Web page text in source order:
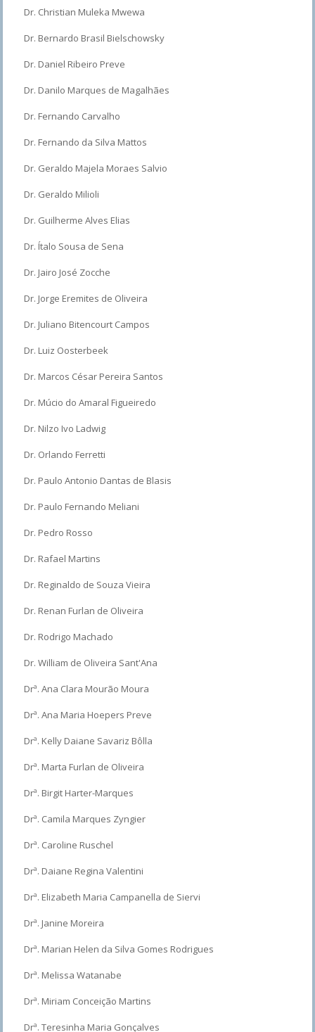
Dr. Christian Muleka Mwewa
Dr. Bernardo Brasil Bielschowsky
Dr. Daniel Ribeiro Preve
Dr. Danilo Marques de Magalhães
Dr. Fernando Carvalho
Dr. Fernando da Silva Mattos
Dr. Geraldo Majela Moraes Salvio
Dr. Geraldo Milioli
Dr. Guilherme Alves Elias
Dr. Ítalo Sousa de Sena
Dr. Jairo José Zocche
Dr. Jorge Eremites de Oliveira
Dr. Juliano Bitencourt Campos
Dr. Luiz Oosterbeek
Dr. Marcos César Pereira Santos
Dr. Múcio do Amaral Figueiredo
Dr. Nilzo Ivo Ladwig
Dr. Orlando Ferretti
Dr. Paulo Antonio Dantas de Blasis
Dr. Paulo Fernando Meliani
Dr. Pedro Rosso
Dr. Rafael Martins
Dr. Reginaldo de Souza Vieira
Dr. Renan Furlan de Oliveira
Dr. Rodrigo Machado
Dr. William de Oliveira Sant'Ana
Drª. Ana Clara Mourão Moura
Drª. Ana Maria Hoepers Preve
Drª. Kelly Daiane Savariz Bôlla
Drª. Marta Furlan de Oliveira
Drª. Birgit Harter-Marques
Drª. Camila Marques Zyngier
Drª. Caroline Ruschel
Drª. Daiane Regina Valentini
Drª. Elizabeth Maria Campanella de Siervi
Drª. Janine Moreira
Drª. Marian Helen da Silva Gomes Rodrigues
Drª. Melissa Watanabe
Drª. Miriam Conceição Martins
Drª. Teresinha Maria Gonçalves